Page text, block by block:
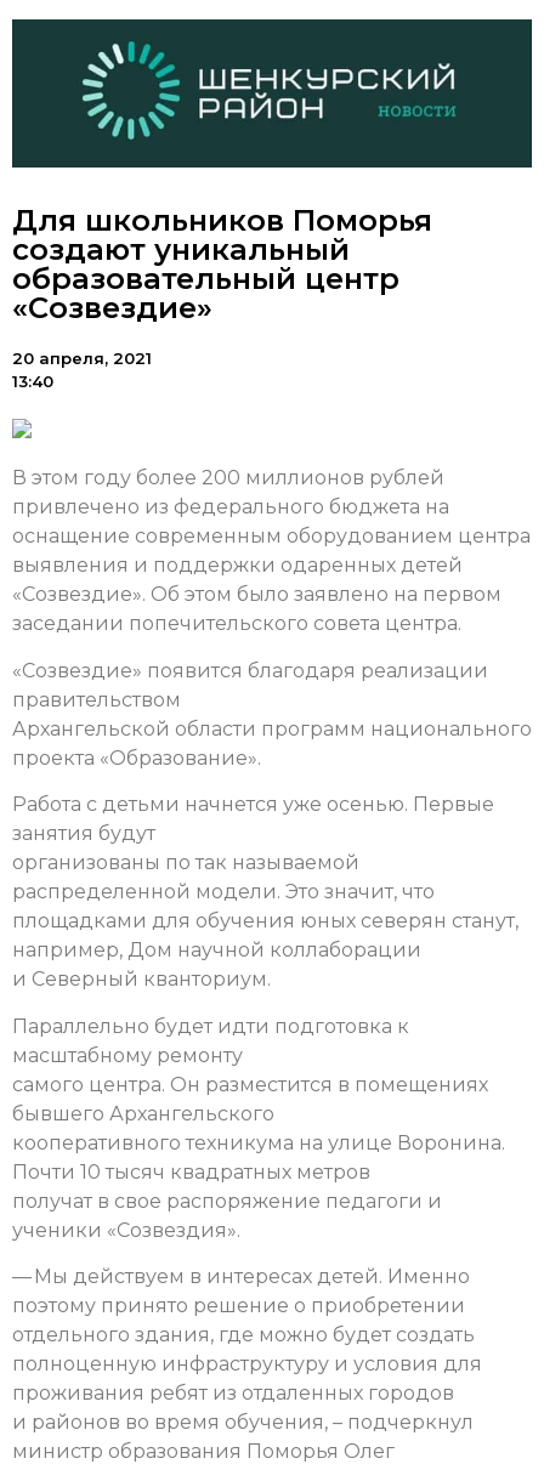
Для школьников Поморья
создают уникальный
образовательный центр
«Созвездие»
20 апреля, 2021
13:40
В этом году более 200 миллионов рублей
привлечено из федерального бюджета на
оснащение современным оборудованием центра
выявления и поддержки одаренных детей
«Созвездие». Об этом было заявлено на первом
заседании попечительского совета центра.
«Созвездие» появится благодаря реализации
правительством
Архангельской области программ национального
проекта «Образование».
Работа с детьми начнется уже осенью. Первые
занятия будут
организованы по так называемой
распределенной модели. Это значит, что
площадками для обучения юных северян станут,
например, Дом научной коллаборации
и Северный кванториум.
Параллельно будет идти подготовка к
масштабному ремонту
самого центра. Он разместится в помещениях
бывшего Архангельского
кооперативного техникума на улице Воронина.
Почти 10 тысяч квадратных метров
получат в свое распоряжение педагоги и
ученики «Созвездия».
— Мы действуем в интересах детей. Именно
поэтому принято решение о приобретении
отдельного здания, где можно будет создать
полноценную инфраструктуру и условия для
проживания ребят из отдаленных городов
и районов во время обучения, – подчеркнул
министр образования Поморья Олег